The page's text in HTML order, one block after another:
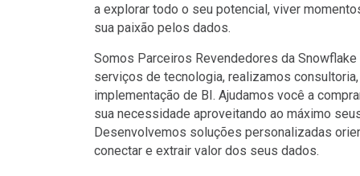
a explorar todo o seu potencial, viver
sua paixão pelos dados.
Somos Parceiros Revendedores da
serviços de tecnologia, realizamos
implementação de BI. Ajudamos você a
sua necessidade aproveitando ao máximo
Desenvolvemos soluções personalizadas
conectar e extrair valor dos seus dados.